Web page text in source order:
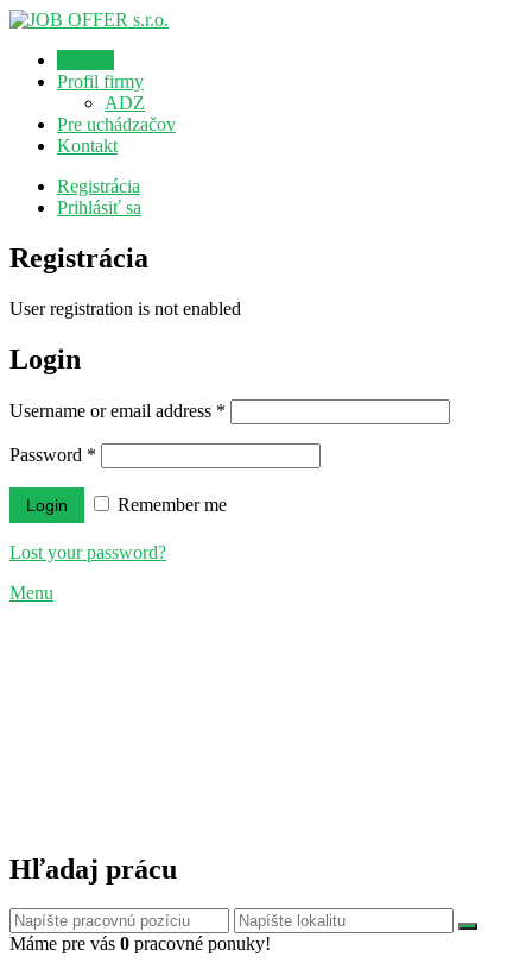
Profil firmy
ADZ
Pre uchádzačov
Kontakt
Registrácia
Prihlásiť sa
Registrácia
User registration is not enabled
Login
Username or email address *
Password *
Remember me
Lost your password?
Menu
Hľadaj prácu
Máme pre vás 0 pracovné ponuky!